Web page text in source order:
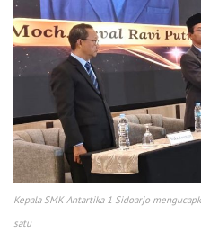
Kepala SMK Antartika 1 Sidoarjo
satu